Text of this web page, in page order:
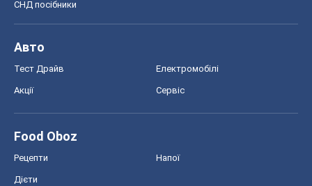
СНД посібники
Авто
Тест Драйв Електромобілі
Акції Сервіс
Food Oboz
Рецепти Напої
Дієти